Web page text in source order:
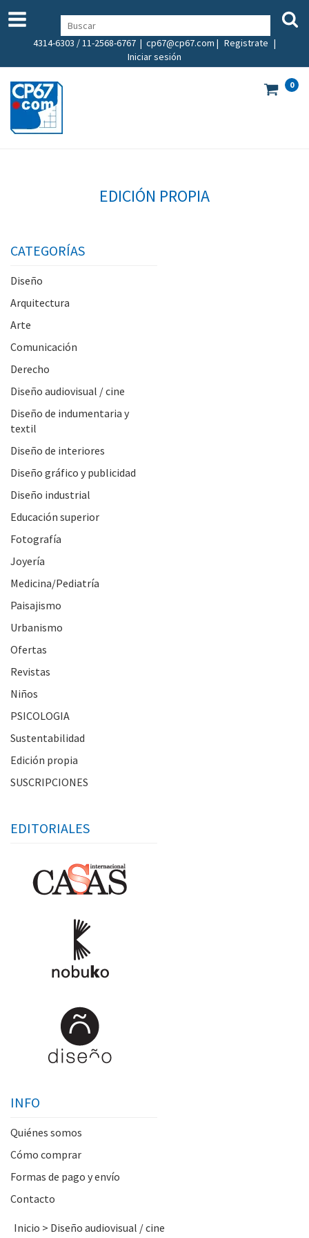
4314-6303 / 11-2568-6767 | cp67@cp67.com | Registrate |
Iniciar sesión
0
EDICIÓN PROPIA
CATEGORÍAS
Diseño
Arquitectura
Arte
Comunicación
Derecho
Diseño audiovisual / cine
Diseño de indumentaria y
textil
Diseño de interiores
Diseño gráfico y publicidad
Diseño industrial
Educación superior
Fotografía
Joyería
Medicina/Pediatría
Paisajismo
Urbanismo
Ofertas
Revistas
Niños
PSICOLOGIA
Sustentabilidad
Edición propia
SUSCRIPCIONES
EDITORIALES
INFO
Quiénes somos
Cómo comprar
Formas de pago y envío
Contacto
Inicio > Diseño audiovisual / cine